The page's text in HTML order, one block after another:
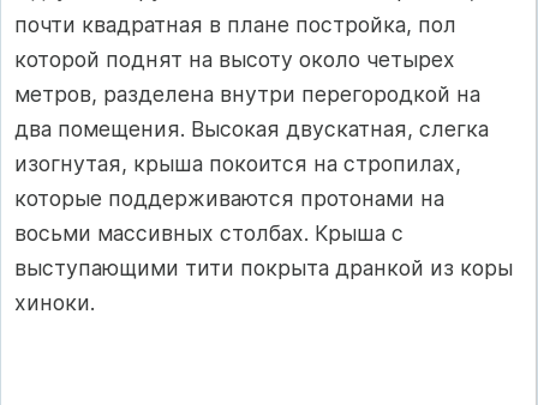
почти квадратная в плане постройка, пол
которой поднят на высоту около четырех
метров, разделена внутри перегородкой на
два помещения. Высокая двускатная, слегка
изогнутая, крыша покоится на стропилах,
которые поддерживаются протонами на
восьми массивных столбах. Крыша с
выступающими тити покрыта дранкой из коры
хиноки.